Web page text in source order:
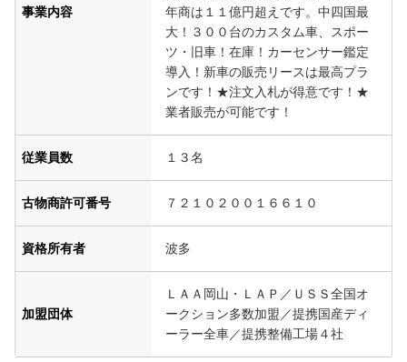
事業内容
年商は１１億円超えです。中四国最
大！３００台のカスタム車、スポー
ツ・旧車！在庫！カーセンサー鑑定
導入！新車の販売リースは最高プラ
ンです！★注文入札が得意です！★
業者販売が可能です！
従業員数 １３名
古物商許可番号 ７２１０２００１６６１０
資格所有者 波多
加盟団体
ＬＡＡ岡山・ＬＡＰ／ＵＳＳ全国オ
ークション多数加盟／提携国産ディ
ーラー全車／提携整備工場４社